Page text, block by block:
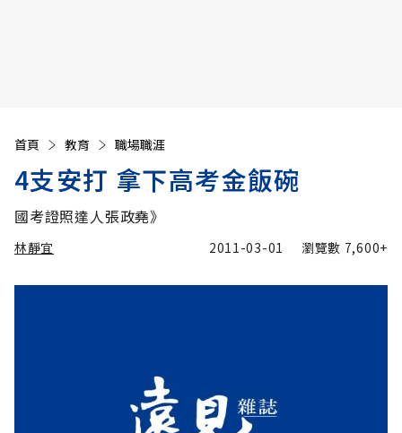
首頁 教育 職場職涯
4支安打 拿下高考金飯碗
國考證照達人張政堯》
林靜宜 2011-03-01 瀏覽數 7,600+